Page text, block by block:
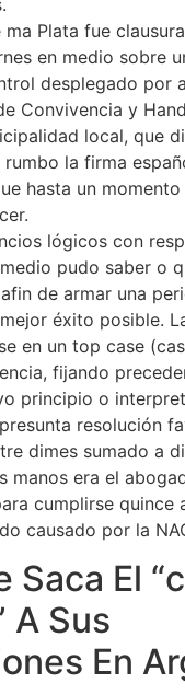
ma Plata fue
en medio sobre
desplegado por
Convivencia y
local, que
la firma
hasta un
lógicos con
pudo saber o
de armar una
éxito posible.
en un top case
fijando
principio o
resolución
dimes sumado a
manos era el
cumplirse quince
causado por la
Saca El
A Sus
En